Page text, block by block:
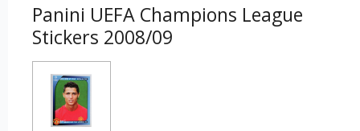
Panini UEFA Champions League
Stickers 2008/09